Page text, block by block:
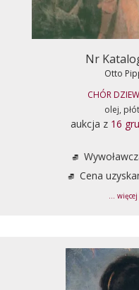
Nr
Otto
CHÓR
olej,
aukcja z 16
Cena
... więcej